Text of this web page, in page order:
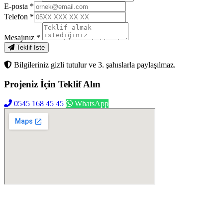
E-posta *
Telefon *
Mesajınız *
Teklif İste
Bilgileriniz gizli tutulur ve 3. şahıslarla paylaşılmaz.
Projeniz İçin Teklif Alın
0545 168 45 45 WhatsApp